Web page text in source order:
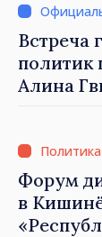
и за
большой
семьи»
Встреча
политик
Алина
Молдове
Форум
в